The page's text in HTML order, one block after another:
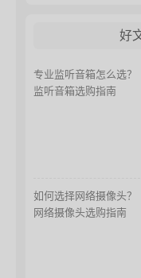
好
专业监听音箱怎么选？
监听音箱选购指南
如何选择网络摄像头？
网络摄像头选购指南